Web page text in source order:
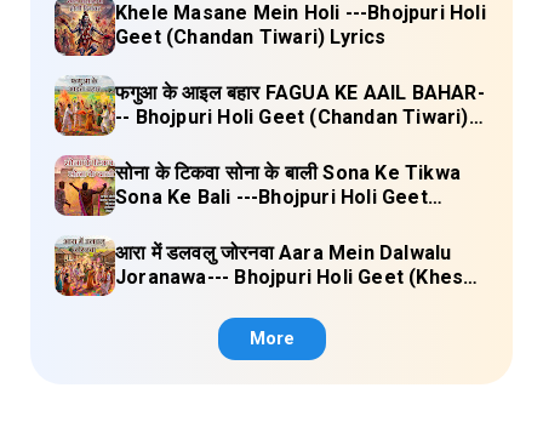
Khele Masane Mein Holi ---Bhojpuri Holi
Geet (Chandan Tiwari) Lyrics
फगुआ के आइल बहार FAGUA KE AAIL BAHAR-
-- Bhojpuri Holi Geet (Chandan Tiwari)
सोना के टिकवा सोना के बाली Sona Ke Tikwa
Sona Ke Bali ---Bhojpuri Holi Geet
आरा में डलवलु जोरनवा Aara Mein Dalwalu
Joranawa--- Bhojpuri Holi Geet (Khesari
More